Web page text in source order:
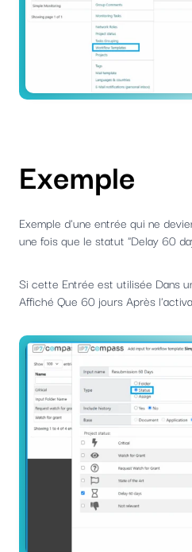
Exemple
Exemple d'une entrée qui ne
une fois que le statut "Delay 60
Si cette Entrée est utilisée Dans
Affiché Que 60 jours Après